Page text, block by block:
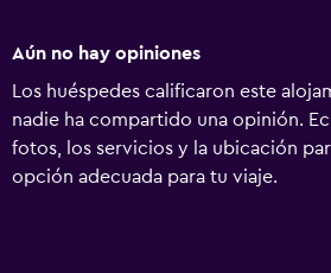
Aún no hay opiniones
Los huéspedes calificaron este
nadie ha compartido una opinión.
fotos, los servicios y la ubicación
opción adecuada para tu viaje.